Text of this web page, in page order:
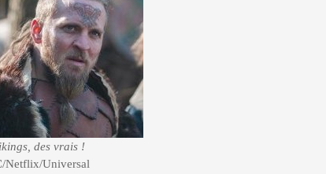
des vrais !
Netflix/Universal